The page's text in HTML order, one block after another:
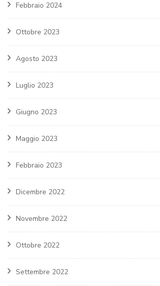
Febbraio 2024
Ottobre 2023
Agosto 2023
Luglio 2023
Giugno 2023
Maggio 2023
Febbraio 2023
Dicembre 2022
Novembre 2022
Ottobre 2022
Settembre 2022